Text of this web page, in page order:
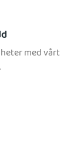
med vårt